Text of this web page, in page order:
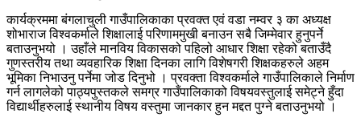
कार्यक्रममा बंगलाचुली गाउँपालिकाका प्रवक्त एवं वडा नम्वर ३ का अध्यक्ष
शोभाराज विश्वकर्माले शिक्षालाई परिणाममुखी बनाउन सबै जिम्मेवार हुनुपर्ने
बताउनुभयो । उहाँले मानविय विकासको पहिलो आधार शिक्षा रहेको बताउँदै
गुणस्तरीय तथा व्यवहारिक शिक्षा दिनका लागि विशेषगरी शिक्षकहरुले अहम
भूमिका निभाउनु पर्नेमा जोड दिनुभो । प्रवक्ता विश्वकर्माले गाउँपालिकाले निर्माण
गर्न लागलेको पाठ्यपुस्तकले समग्र गाउँपालिकाको विषयवस्तुलाई समेट्ने हुँदा
विद्यार्थीहरुलाई स्थानीय विषय वस्तुमा जानकार हुन मद्दत पुग्ने बताउनुभयो ।